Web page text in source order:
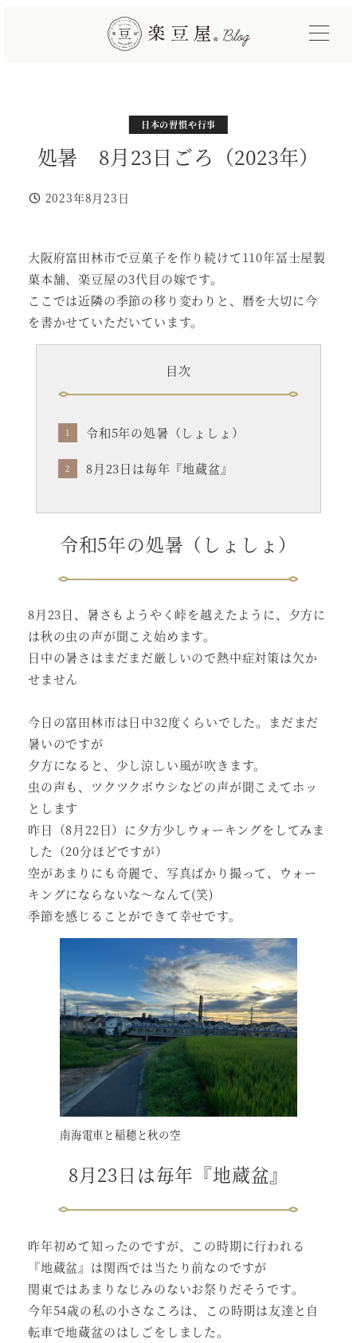
処暑 8月23日ごろ（2023年）
投稿日
2023年8月23日
カテゴリー
四季折々
カテゴリー
日本の習慣や行事
大阪府富田林市で豆菓子を作り続けて110年冨士屋製
菓本舗、楽豆屋の3代目の嫁です。
ここでは近隣の季節の移り変わりと、暦を大切に今
を書かせていただいています。
目次
令和5年の処暑（しょしょ）
8月23日は毎年『地蔵盆』
令和5年の処暑（しょしょ）
8月23日、暑さもようやく峠を越えたように、夕方に
は秋の虫の声が聞こえ始めます。
日中の暑さはまだまだ厳しいので熱中症対策は欠か
せません
今日の富田林市は日中32度くらいでした。まだまだ
暑いのですが
夕方になると、少し涼しい風が吹きます。
虫の声も、ツクツクボウシなどの声が聞こえてホッ
とします
昨日（8月22日）に夕方少しウォーキングをしてみま
した（20分ほどですが）
空があまりにも奇麗で、写真ばかり撮って、ウォー
キングにならないな～なんて(笑)
季節を感じることができて幸せです。
南海電車と稲穂と秋の空
8月23日は毎年『地蔵盆』
昨年初めて知ったのですが、この時期に行われる
『地蔵盆』は関西では当たり前なのですが
関東ではあまりなじみのないお祭りだそうです。
今年54歳の私の小さなころは、この時期は友達と自
転車で地蔵盆のはしごをしました。